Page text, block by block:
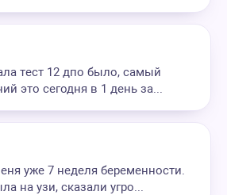
тест 12 дпо было, самый
это сегодня в 1 день за...
уже 7 неделя беременности.
на узи, сказали угро...